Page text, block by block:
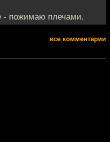
- пожимаю плечами.
все комментарии